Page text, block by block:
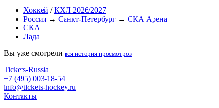
Хоккей /КХЛ 2026/2027
Россия → Санкт-Петербург → СКА Арена
СКА
Лада
Вы уже смотрели вся история просмотров
Tickets-Russia
+7 (495) 003-18-54
info@tickets-hockey.ru
Контакты